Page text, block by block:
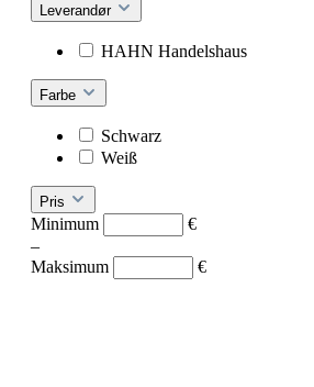
Leverandør
HAHN Handelshaus
Farbe
Schwarz
Weiß
Pris
Minimum
€
–
Maksimum
€